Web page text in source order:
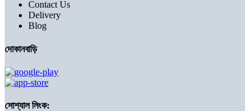
Contact Us
Delivery
Blog
দোকানবাড়ি
সোশ্যাল লিংক: